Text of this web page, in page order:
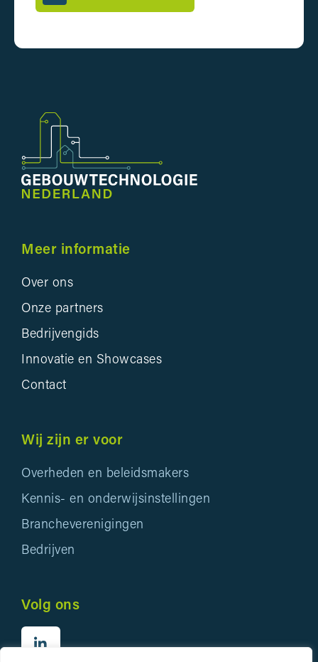
Meer informatie
Over ons
Onze partners
Bedrijvengids
Innovatie en Showcases
Contact
Wij zijn er voor
Overheden en beleidsmakers
Kennis- en onderwijsinstellingen
Brancheverenigingen
Bedrijven
Volg ons